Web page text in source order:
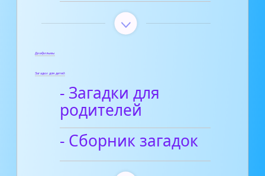
Диафильмы
Загадки для детей
- Загадки для
родителей
- Сборник загадок